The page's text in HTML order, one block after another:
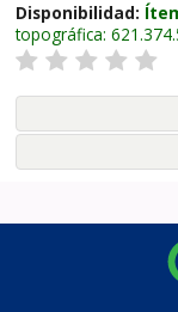
Disponibilidad:
topográfica: